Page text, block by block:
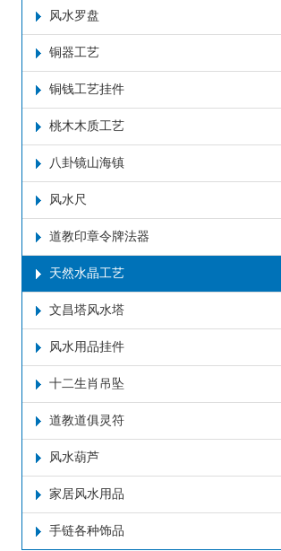
风水罗盘
铜器工艺
铜钱工艺挂件
桃木木质工艺
八卦镜山海镇
风水尺
道教印章令牌法器
天然水晶工艺
文昌塔风水塔
风水用品挂件
十二生肖吊坠
道教道俱灵符
风水葫芦
家居风水用品
手链各种饰品